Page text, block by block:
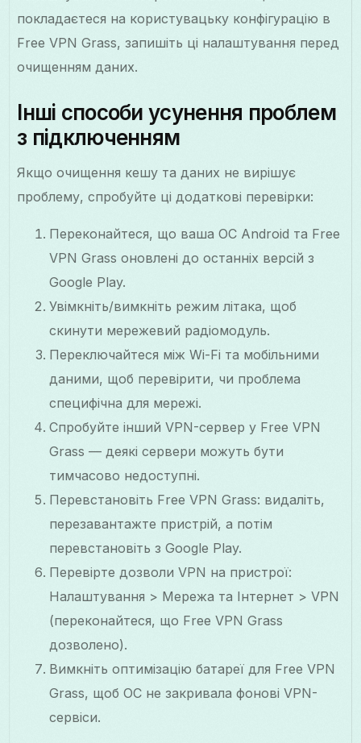
покладаєтеся на користувацьку конфігурацію в
Free VPN Grass, запишіть ці налаштування перед
очищенням даних.
Інші способи усунення проблем
з підключенням
Якщо очищення кешу та даних не вирішує
проблему, спробуйте ці додаткові перевірки:
Переконайтеся, що ваша ОС Android та Free
VPN Grass оновлені до останніх версій з
Google Play.
Увімкніть/вимкніть режим літака, щоб
скинути мережевий радіомодуль.
Переключайтеся між Wi-Fi та мобільними
даними, щоб перевірити, чи проблема
специфічна для мережі.
Спробуйте інший VPN-сервер у Free VPN
Grass — деякі сервери можуть бути
тимчасово недоступні.
Перевстановіть Free VPN Grass: видаліть,
перезавантажте пристрій, а потім
перевстановіть з Google Play.
Перевірте дозволи VPN на пристрої:
Налаштування > Мережа та Інтернет > VPN
(переконайтеся, що Free VPN Grass
дозволено).
Вимкніть оптимізацію батареї для Free VPN
Grass, щоб ОС не закривала фонові VPN-
сервіси.